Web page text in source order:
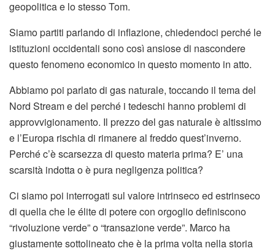
geopolitica e lo stesso Tom.
Siamo partiti parlando di inflazione, chiedendoci perché le
istituzioni occidentali sono così ansiose di nascondere
questo fenomeno economico in questo momento in atto.
Abbiamo poi parlato di gas naturale, toccando il tema del
Nord Stream e del perché i tedeschi hanno problemi di
approvvigionamento. Il prezzo del gas naturale è altissimo
e l’Europa rischia di rimanere al freddo quest’inverno.
Perché c’è scarsezza di questo materia prima? E’ una
scarsità indotta o è pura negligenza politica?
Ci siamo poi interrogati sul valore intrinseco ed estrinseco
di quella che le élite di potere con orgoglio definiscono
“rivoluzione verde” o “transazione verde”. Marco ha
giustamente sottolineato che è la prima volta nella storia